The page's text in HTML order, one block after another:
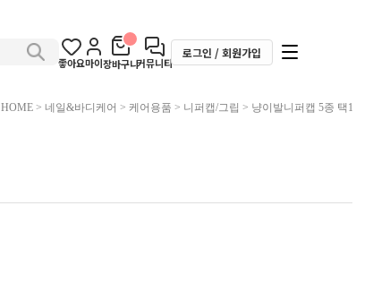
좋아요마이장바구니커뮤니티
로그인 / 회원가입
HOME> 네일&바디케어 > 케어용품 > 니퍼캡/그립 > 냥이발니퍼캡 5종 택1